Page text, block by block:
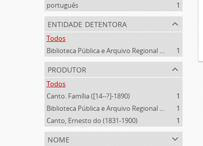
português
1
entidade detentora
Todos
Biblioteca Pública e Arquivo Regional de Ponta Delgada
1
produtor
Todos
Canto. Família ([14--?]-1890)
1
Biblioteca Pública e Arquivo Regional de Ponta Delgada (1841- )
1
Canto, Ernesto do (1831-1900)
1
nome